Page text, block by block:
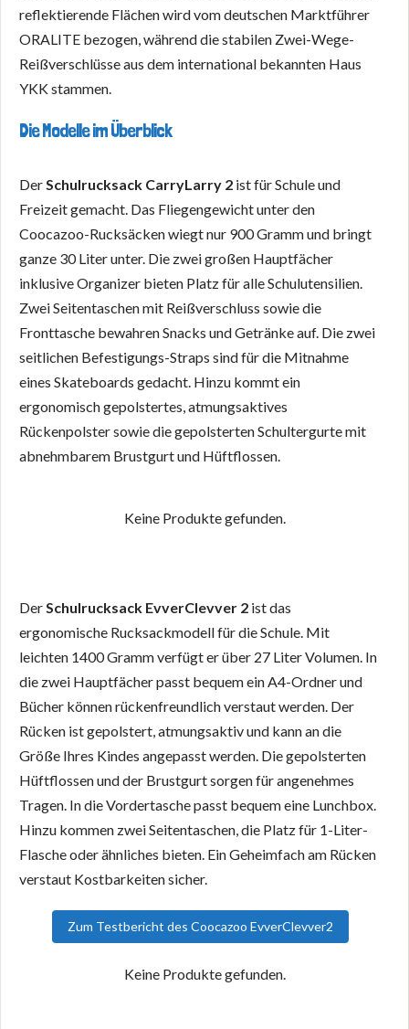
reflektierende Flächen wird vom deutschen Marktführer
ORALITE bezogen, während die stabilen Zwei-Wege-
Reißverschlüsse aus dem international bekannten Haus
YKK stammen.
Die Modelle im Überblick
DerSchulrucksack CarryLarry 2 ist für Schule und
Freizeit gemacht. Das Fliegengewicht unter den
Coocazoo-Rucksäcken wiegt nur 900 Gramm und bringt
ganze 30 Liter unter. Die zwei großen Hauptfächer
inklusive Organizer bieten Platz für alle Schulutensilien.
Zwei Seitentaschen mit Reißverschluss sowie die
Fronttasche bewahren Snacks und Getränke auf. Die zwei
seitlichen Befestigungs-Straps sind für die Mitnahme
eines Skateboards gedacht. Hinzu kommt ein
ergonomisch gepolstertes, atmungsaktives
Rückenpolster sowie die gepolsterten Schultergurte mit
abnehmbarem Brustgurt und Hüftflossen.
Keine Produkte gefunden.
DerSchulrucksack EvverClevver 2 ist das
ergonomische Rucksackmodell für die Schule. Mit
leichten 1400 Gramm verfügt er über 27 Liter Volumen. In
die zwei Hauptfächer passt bequem ein A4-Ordner und
Bücher können rückenfreundlich verstaut werden. Der
Rücken ist gepolstert, atmungsaktiv und kann an die
Größe Ihres Kindes angepasst werden. Die gepolsterten
Hüftflossen und der Brustgurt sorgen für angenehmes
Tragen. In die Vordertasche passt bequem eine Lunchbox.
Hinzu kommen zwei Seitentaschen, die Platz für 1-Liter-
Flasche oder ähnliches bieten. Ein Geheimfach am Rücken
verstaut Kostbarkeiten sicher.
Zum Testbericht des Coocazoo EvverClevver2
Keine Produkte gefunden.